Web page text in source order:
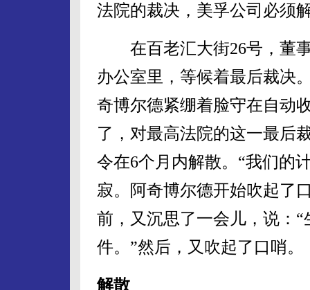
法院的裁决，美孚公司必须
在百老汇大街26号，董事
办公室里，等候着最后裁决
奇博尔德紧绷着脸守在自动
了，对最高法院的这一最后
令在6个月内解散。“我们的
寂。阿奇博尔德开始吹起了
前，又沉思了一会儿，说：
件。”然后，又吹起了口哨。
解散